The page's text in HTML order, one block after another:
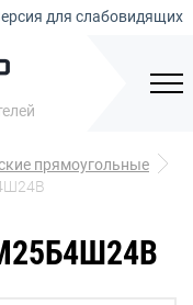
для слабовидящих
прямоугольные